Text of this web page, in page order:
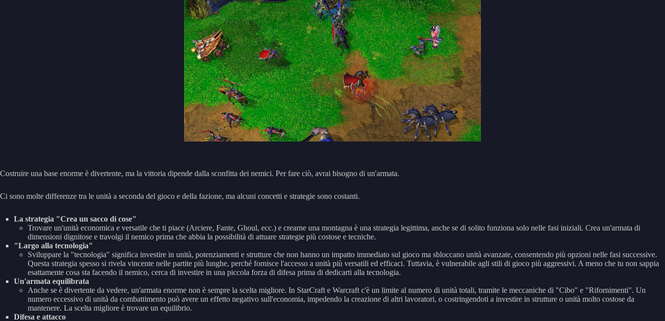
Costruire una base enorme è divertente, ma la vittoria dipende dalla sconfitta dei nemici. Per fare ciò, avrai bisogno di un'armata.
Ci sono molte differenze tra le unità a seconda del gioco e della fazione, ma alcuni concetti e strategie sono costanti.
La strategia "Crea un sacco di cose"
Trovare un'unità economica e versatile che ti piace (Arciere, Fante, Ghoul, ecc.) e crearne una montagna è una strategia legittima, anche se di solito funziona solo nelle fasi iniziali. Crea un'armata di
dimensioni dignitose e travolgi il nemico prima che abbia la possibilità di attuare strategie più costose e tecniche.
"Largo alla tecnologia"
Sviluppare la "tecnologia" significa investire in unità, potenziamenti e strutture che non hanno un impatto immediato sul gioco ma sbloccano unità avanzate, consentendo più opzioni nelle fasi successive.
Questa strategia spesso si rivela vincente nelle partite più lunghe, perché fornisce l'accesso a unità più versatili ed efficaci. Tuttavia, è vulnerabile agli stili di gioco più aggressivi. A meno che tu non sappia
esattamente cosa sta facendo il nemico, cerca di investire in una piccola forza di difesa prima di dedicarti alla tecnologia.
Un'armata equilibrata
Anche se è divertente da vedere, un'armata enorme non è sempre la scelta migliore. In StarCraft e Warcraft c'è un limite al numero di unità totali, tramite le meccaniche di "Cibo" e "Rifornimenti". Un
numero eccessivo di unità da combattimento può avere un effetto negativo sull'economia, impedendo la creazione di altri lavoratori, o costringendoti a investire in strutture o unità molto costose da
mantenere. La scelta migliore è trovare un equilibrio.
Difesa e attacco